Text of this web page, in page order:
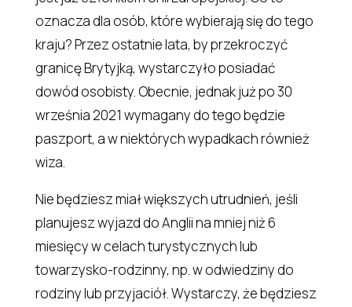
oznacza dla osób, które wybierają się do tego
kraju? Przez ostatnie lata, by przekroczyć
granicę Brytyjką, wystarczyło posiadać
dowód osobisty. Obecnie, jednak już po 30
września 2021 wymagany do tego będzie
paszport, a w niektórych wypadkach również
wiza.
Nie będziesz miał większych utrudnień, jeśli
planujesz wyjazd do Anglii na mniej niż 6
miesięcy w celach turystycznych lub
towarzysko-rodzinny, np. w odwiedziny do
rodziny lub przyjaciół. Wystarczy, że będziesz